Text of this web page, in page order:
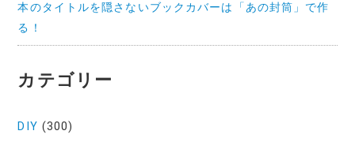
本のタイトルを隠さないブックカバーは「あの封筒」で作
る！
カテゴリー
DIY (300)